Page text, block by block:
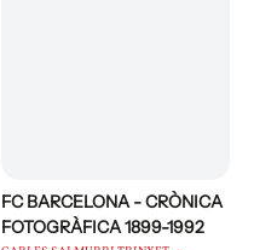
FC BARCELONA - CRÒNICA
FOTOGRÀFICA 1899-1992